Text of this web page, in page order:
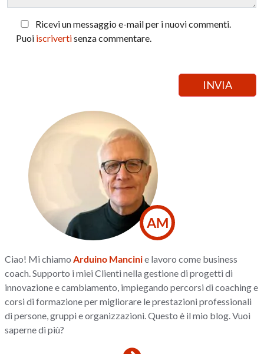
Ricevi un messaggio e-mail per i nuovi commenti.
Puoi iscrivertisenza commentare.
AM
Ciao! Mi chiamo Arduino Mancinie lavoro come business
coach. Supporto i miei Clienti nella gestione di progetti di
innovazione e cambiamento, impiegando percorsi di coaching e
corsi di formazione per migliorare le prestazioni professionali
di persone, gruppi e organizzazioni. Questo è il mio blog. Vuoi
saperne di più?